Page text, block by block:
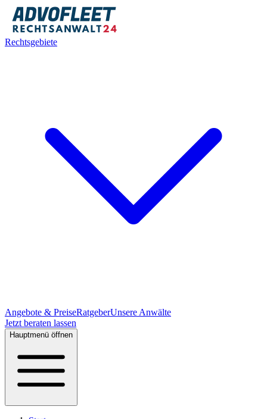
Rechtsgebiete
Angebote & PreiseRatgeberUnsere Anwälte
Jetzt beraten lassen
Hauptmenü öffnen